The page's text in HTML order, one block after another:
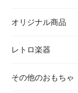
オリジナル商品
レトロ楽器
その他のおもちゃ